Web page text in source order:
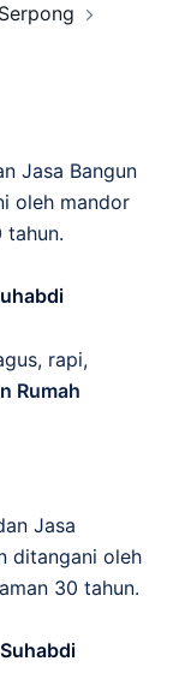
Jasa Bangun
oleh mandor
tahun.
rapi,
Rumah
Jasa
ditangani oleh
30 tahun.